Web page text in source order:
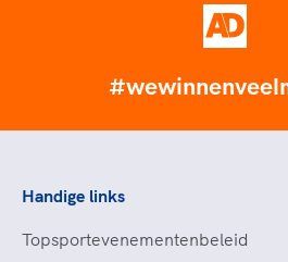
Handige links
Topsportevenementenbeleid